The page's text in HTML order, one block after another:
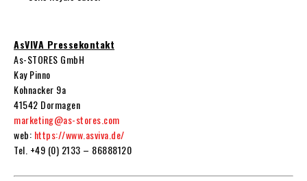
AsVIVA Pressekontakt
As-STORES GmbH
Kay Pinno
Kohnacker 9a
41542 Dormagen
marketing@as-stores.com
web: https://www.asviva.de/
Tel. +49 (0) 2133 – 86888120